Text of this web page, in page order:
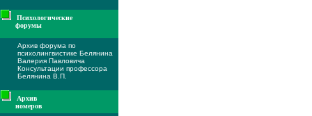
Психологические
форумы
Архив форума по
психолингвистике Белянина
Валерия Павловича
Консультации профессора
Белянина В.П.
Архив
номеров